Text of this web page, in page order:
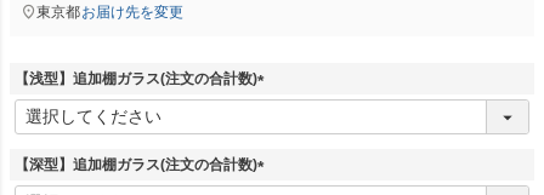
東京都お届け先を変更
【浅型】追加棚ガラス(注文の合計数)
(
)
【深型】追加棚ガラス(注文の合計数)